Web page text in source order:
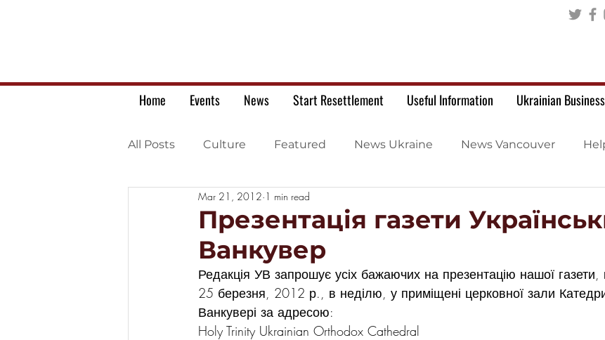
Home Events News Start Resettlement Useful Information Ukrainian
All Posts Culture Featured News Ukraine News Vancouver
Ukrainian war letters
Презентація газети
Ванкувер
Mar 21, 2012 1 min read
Редакція УВ запрошує усіх бажаючих на презентацію нашої газети,
25 березня, 2012 р., в неділю, у приміщені церковної зали Катедри
Ванкувері за адресою:
Holy Trinity Ukrainian Orthodox Cathedral